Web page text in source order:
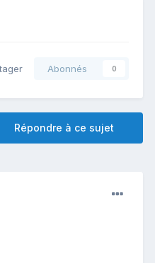
Abonnés 0
Répondre à ce sujet